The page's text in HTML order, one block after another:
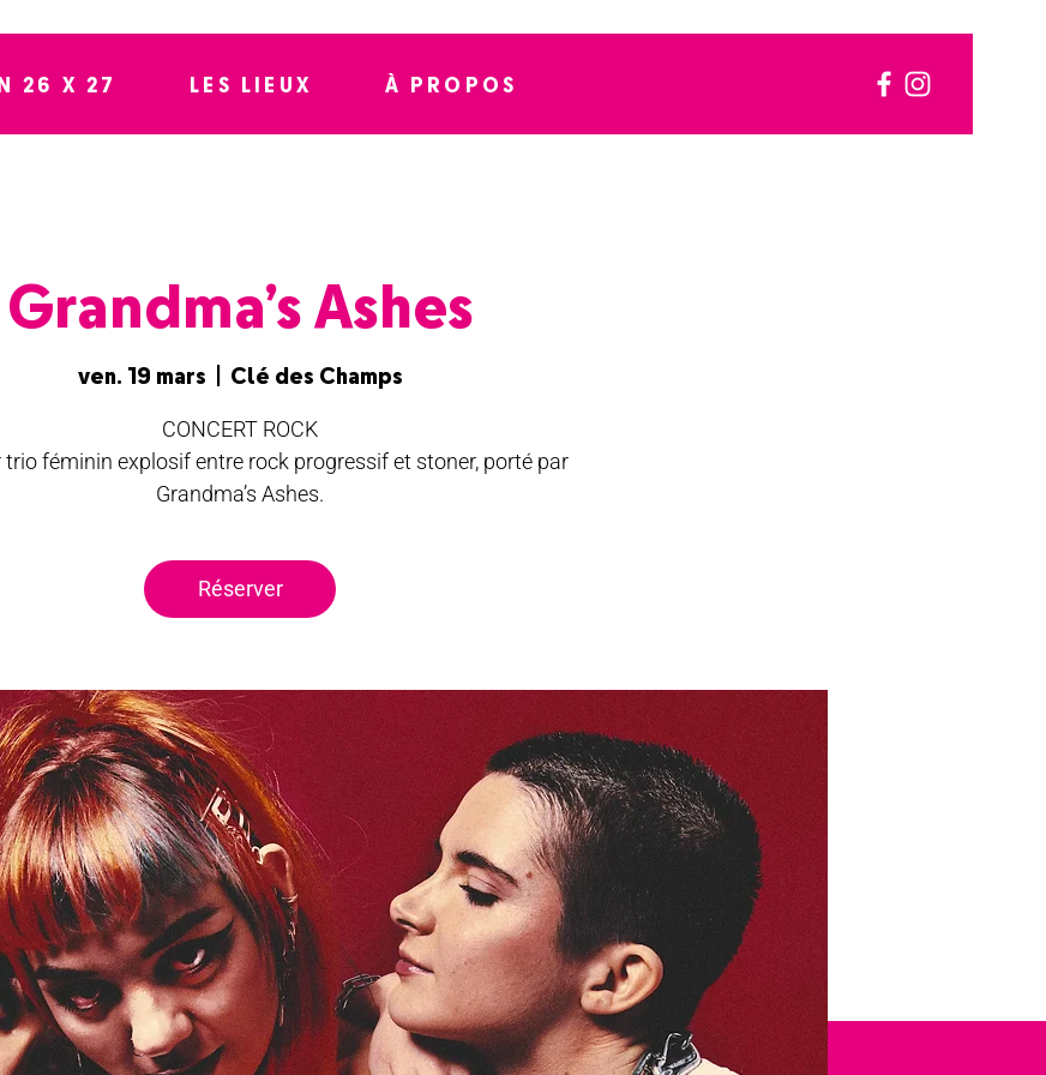
26 X 27 LES LIEUX À PROPOS
Grandma’s Ashes
ven. 19 mars Clé des Champs
CONCERT ROCK
trio féminin explosif entre rock progressif et stoner, porté par
Grandma’s Ashes.
Réserver